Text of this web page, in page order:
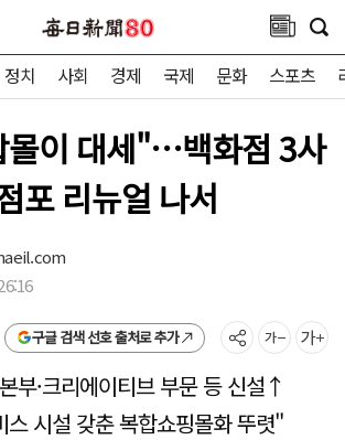
정치 사회 경제 국제 문화 스포츠
몰이 대세"…백화점 3사
포 리뉴얼 나서
구글 검색 선호 출처로 추가
부·크리에이티브 부문 등 신설↑
시설 갖춘 복합쇼핑몰화 뚜렷"